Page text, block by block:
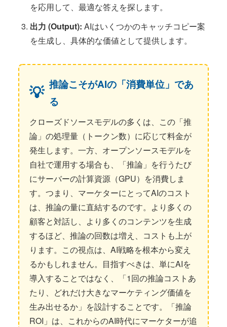
を応用して、最適な答えを探します。
出力 (Output): AIはいくつかのキャッチコピー案
を生成し、具体的な価値として提供します。
推論こそがAIの「消費単位」であ
る
クローズドソースモデルの多くは、この「推
論」の処理量（トークン数）に応じて料金が
発生します。一方、オープンソースモデルを
自社で運用する場合も、「推論」を行うたび
にサーバーの計算資源（GPU）を消費しま
す。つまり、マーケターにとってAIのコスト
は、推論の量に直結するのです。より多くの
顧客と対話し、より多くのコンテンツを生成
するほど、推論の回数は増え、コストも上が
ります。この視点は、AI戦略を根本から変え
るかもしれません。目指すべきは、単にAIを
導入することではなく、「1回の推論コストあ
たり、どれだけ大きなマーケティング価値を
生み出せるか」を設計することです。「推論
ROI」は、これからのAI時代にマーケターが追